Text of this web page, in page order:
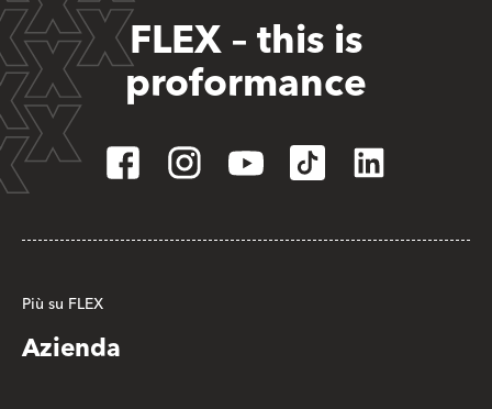
FLEX – this is
proformance
Più su FLEX
Azienda